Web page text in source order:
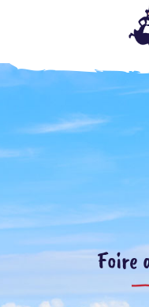
Foire